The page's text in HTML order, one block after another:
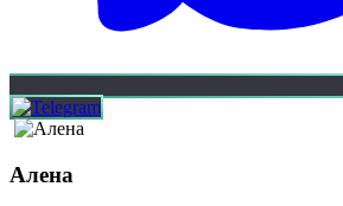
Алена